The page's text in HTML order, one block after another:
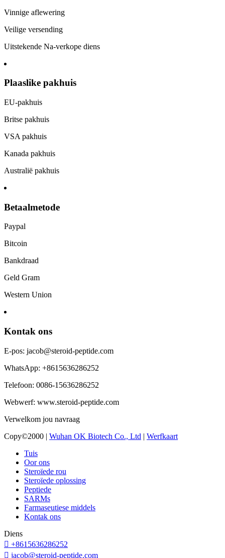
Vinnige aflewering
Veilige versending
Uitstekende Na-verkope diens
Plaaslike pakhuis
EU-pakhuis
Britse pakhuis
VSA pakhuis
Kanada pakhuis
Australië pakhuis
Betaalmetode
Paypal
Bitcoin
Bankdraad
Geld Gram
Western Union
Kontak ons
E-pos: jacob@steroid-peptide.com
WhatsApp: +8615636286252
Telefoon: 0086-15636286252
Webwerf: www.steroid-peptide.com
Verwelkom jou navraag
Copy©2000 | Wuhan OK Biotech Co., Ltd | Werfkaart
Tuis
Oor ons
Steroïede rou
Steroïede oplossing
Peptiede
SARMs
Farmaseutiese middels
Kontak ons
Diens
 +8615636286252
 jacob@steroid-peptide.com